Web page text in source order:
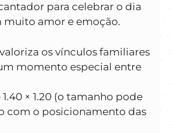
para celebrar o dia
amor e emoção.
os vínculos familiares
momento especial entre
× 1.20 (o tamanho pode
com o posicionamento das